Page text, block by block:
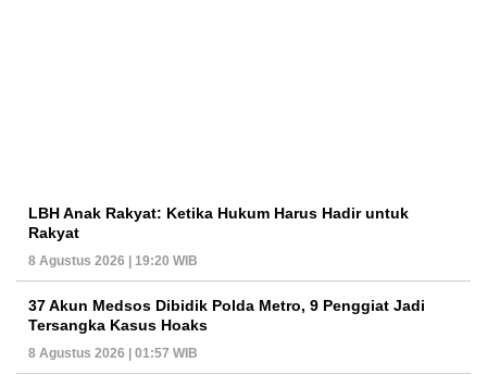
LBH Anak Rakyat: Ketika Hukum Harus Hadir untuk
Rakyat
8 Agustus 2026 | 19:20 WIB
37 Akun Medsos Dibidik Polda Metro, 9 Penggiat Jadi
Tersangka Kasus Hoaks
8 Agustus 2026 | 01:57 WIB